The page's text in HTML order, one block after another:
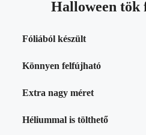
Halloween
Fóliából készült
Könnyen felfújható
Extra nagy méret
Héliummal is tölthető